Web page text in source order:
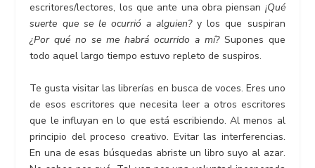
escritores/lectores, los que ante una obra piensan ¡Qué
suerte que se le ocurrió a alguien?y los que suspiran
¿Por qué no se me habrá ocurrido a mí?Supones que
todo aquel largo tiempo estuvo repleto de suspiros.
Te gusta visitar las librerías en busca de voces. Eres uno
de esos escritores que necesita leer a otros escritores
que le influyan en lo que está escribiendo. Al menos al
principio del proceso creativo. Evitar las interferencias.
En una de esas búsquedas abriste un libro suyo al azar.